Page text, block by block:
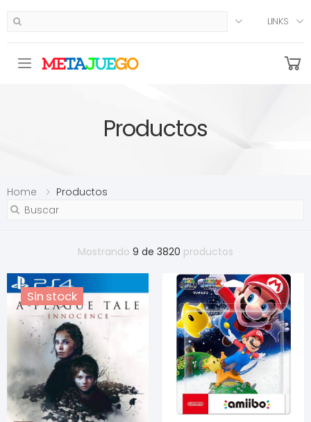
LINKS
Toggle mobile menu
Productos
Home Productos
Mostrando 9 de 3820 productos
Sin stock